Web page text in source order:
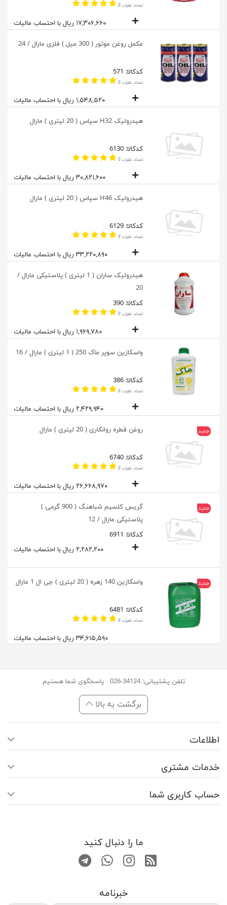
تعداد نظرات 0
۱۷,۳۰۶,۶۶۰ ریال با احتساب مالیات
مکمل روغن موتور ( 300 میل ) فلزی مارال / 24
کدکالا: 571
تعداد نظرات 0
۱,۵۴۸,۵۲۰ ریال با احتساب مالیات
هیدرولیک H32 سپاس ( 20 لیتری ) مارال
کدکالا: 6130
تعداد نظرات 0
۳۰,۸۲۱,۶۰۰ ریال با احتساب مالیات
هیدرولیک H46 سپاس ( 20 لیتری ) مارال
کدکالا: 6129
تعداد نظرات 0
۳۳,۲۲۰,۸۹۰ ریال با احتساب مالیات
هیدرولیک ساران ( 1 لیتری ) پلاستیکی مارال /
20
کدکالا: 390
تعداد نظرات 0
۱,۹۶۹,۷۸۰ ریال با احتساب مالیات
واسکازین سوپر ماک 250 ( 1 لیتری ) مارال / 16
کدکالا: 386
تعداد نظرات 0
۲,۴۲۹,۹۴۰ ریال با احتساب مالیات
جدید روغن قطره روانکاری ( 20 لیتری ) مارال
کدکالا: 6740
تعداد نظرات 0
۲۶,۶۶۸,۹۷۰ ریال با احتساب مالیات
جدید
گریس کلسیم شباهنگ ( 900 گرمی )
پلاستیکی مارال / 12
کدکالا: 6911
۲,۲۸۲,۲۰۰ ریال با احتساب مالیات
جدید واسکازین 140 زهره ( 20 لیتری ) جی ال 1 مارال
کدکالا: 6481
تعداد نظرات 0
۳۴,۶۱۵,۵۹۰ ریال با احتساب مالیات
تلفن پشتیبانی: 34124-026 پاسخگوی شما هستیم
برگشت به بالا
اطلاعات
خدمات مشتری
حساب کاربری شما
ما را دنبال کنید
RSS صفحه اینستاگرام
تماس با واتس اپ
کانال تلگرام
خبرنامه